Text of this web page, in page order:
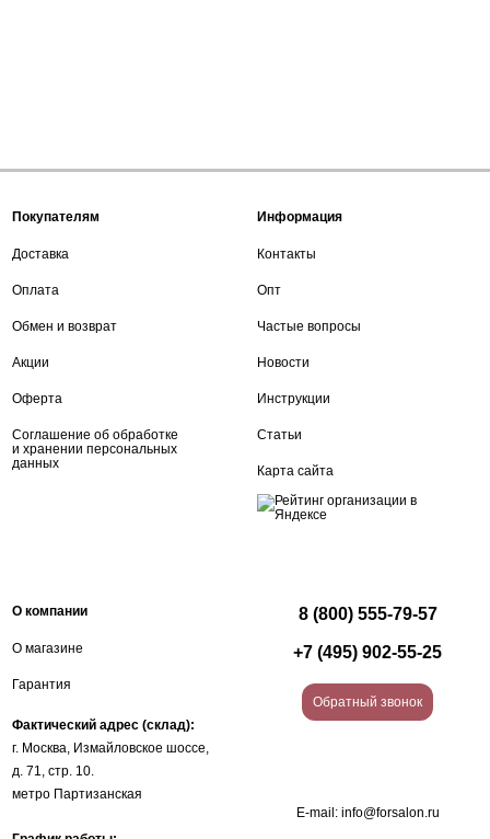
Покупателям
Доставка
Оплата
Обмен и возврат
Акции
Оферта
Соглашение об обработке
и хранении персональных
данных
Информация
Контакты
Опт
Частые вопросы
Новости
Инструкции
Статьи
Карта сайта
О компании
О магазине
Гарантия
Фактический адрес (склад):
г. Москва, Измайловское шоссе,
д. 71, стр. 10.
метро Партизанская
8 (800) 555-79-57
+7 (495) 902-55-25
Обратный звонок
E-mail: info@forsalon.ru